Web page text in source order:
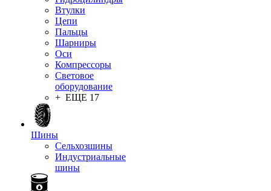
Втулки
Цепи
Пальцы
Шарниры
Оси
Компрессоры
Световое
оборудование
+ ЕЩЕ 17
Шины
Сельхозшины
Индустриальные
шины